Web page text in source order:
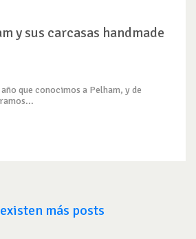
y sus carcasas handmade
que conocimos a Pelham, y de
más posts